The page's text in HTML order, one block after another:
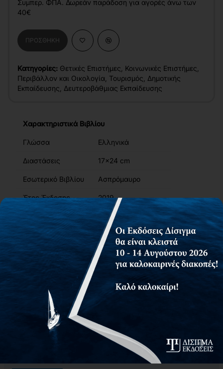
Συμπερ. ΦΠΑ. Δωρεάν παράδοση για αγορές άνω των
40€
ΠΡΟΣΘΉΚΗ
Κατηγορίες: Θετικές Επιστήμες Κοινωνικές Επιστήμες
Περιβάλλον και Οικολογία Τουρισμός Δημοτικής
Εκπαίδευσης Δευτεροβάθμιας Εκπαίδευσης
Χαρακτηριστικά Βιβλίου
Γλώσσα Ελληνικά
Διαστάσεις 17x24 cm
Εσωτερικό Βιβλίου Ασπρόμαυρο
Έτος Έκδοσης 2019
Κωδικός Ευδόξου 86201760
Σελίδες 504
ISBN 978-618-5242-75-6
Βάρος 0.85kg
Αειφορία Οικολογία
Συγγραφείς